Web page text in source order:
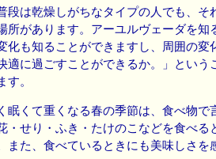
段は乾燥しがちなタイプの人でも、そ
所があります。アーユルヴェーダを知
化も知ることができますし、周囲の変
適に過ごすことができるか。」という
す。
眠くて重くなる春の季節は、食べ物で
・せり・ふき・たけのこなどを食べる
また、食べているときにも美味しさを